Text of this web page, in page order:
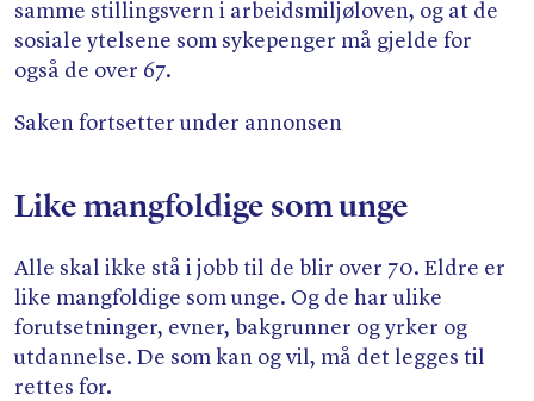
samme stillingsvern i arbeidsmiljøloven, og at de
sosiale ytelsene som sykepenger må gjelde for
også de over 67.
Saken fortsetter under annonsen
Like mangfoldige som unge
Alle skal ikke stå i jobb til de blir over 70. Eldre er
like mangfoldige som unge. Og de har ulike
forutsetninger, evner, bakgrunner og yrker og
utdannelse. De som kan og vil, må det legges til
rettes for.